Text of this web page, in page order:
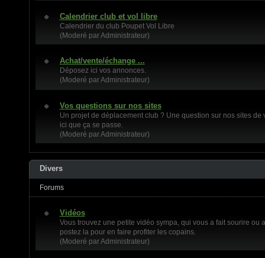
Calendrier club et vol libre
Calendrier du club Poupet Vol Libre
(Moderé par Administrateur)
Achat/vente/échange ...
Déposez ici vos annonces.
(Moderé par Administrateur)
Vos questions sur nos sites
Un projet de déplacement club ? Une question sur nos sites de
ici que ça se passe.
(Moderé par Administrateur)
Divers
Forums
Vidéos
Vous trouvez une petite vidéo sympa, qui vous a fait sourire ou
postez la pour en faire profiter les copains.
(Moderé par Administrateur)